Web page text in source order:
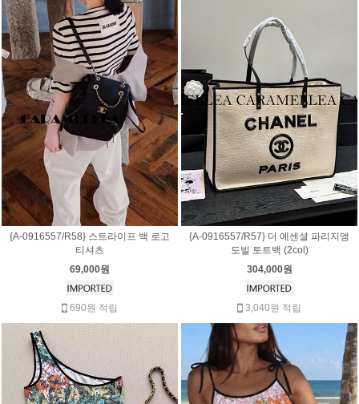
{A-0916557/R58} 스트라이프 백 로고
티셔츠
69,000원
690원 적립
{A-0916557/R57} 더 에센셜 파리지앵
도빌 토트백 (2col)
304,000원
3,040원 적립